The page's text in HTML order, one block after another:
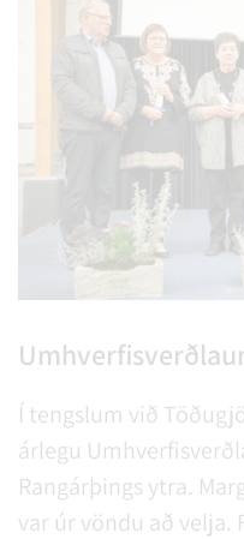
fjöldi fólks sem tók þátt
Í tengslum við
árlegu
Rangárþings ytra.
var úr vöndu að velja.